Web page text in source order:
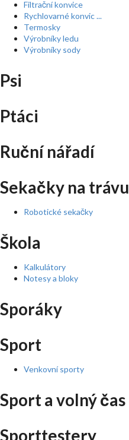
Filtrační konvice
Rychlovarné konvic ...
Termosky
Výrobníky ledu
Výrobníky sody
Psi
Ptáci
Ruční nářadí
Sekačky na trávu
Robotické sekačky
Škola
Kalkulátory
Notesy a bloky
Sporáky
Sport
Venkovní sporty
Sport a volný čas
Sporttestery